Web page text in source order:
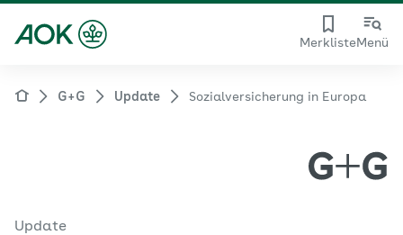
MerklisteMenü
G+G Update Sozialversicherung in Europa
Update